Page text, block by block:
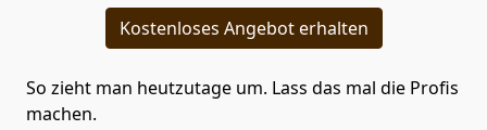
Kostenloses Angebot erhalten
So zieht man heutzutage um. Lass das mal die Profis
machen.